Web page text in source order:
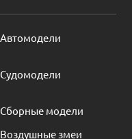
Автомодели
Судомодели
Сборные модели
Воздушные змеи